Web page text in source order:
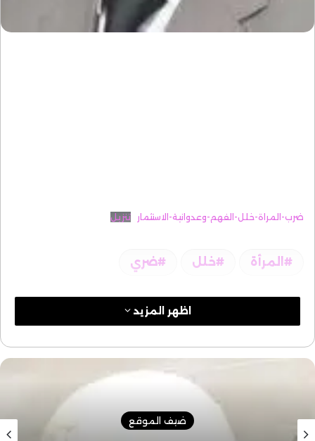
ضرب-المراة-خلل-الفهم-وعدوانية-الاستثمار تنزيل
المرأة خلل ضري
اظهر المزيد
ضيف الموقع